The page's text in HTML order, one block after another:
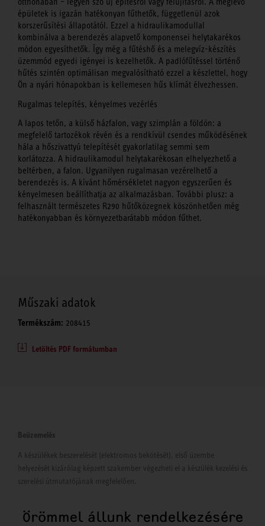
épületek is igazán hatékonyan fűthetők, függetlenül azok
korszerűsítési állapotától. Ezzel a hidraulikamodullal
kombinálva a berendezés alapvető komponensei helytakarékos
módon egyesíthetők. Így még a fűtéshő és a melegvíz-készítés
üzemmód egyedi igényei is kezelhetők. A padlófűtéssel történő
hűtés szintén optimálisan megvalósítható ezzel a készlettel, hogy
Ön a nyári hónapokban is kellemesen hűs klímát élvezhessen.
Rugalmas telepítés, kényelmes vezérlés
A lapos tetőn, a külső házfalon, vagy szimplán a földön: a
megfelelő tartozékok révén és a rendkívül csendes működésének
hála a hőszivattyú telepítését gyakorlatilag semmi sem
korlátozza. A hidraulikamodul helytakarékosan elhelyezhető a
beltérben, a falon. Ugyanilyen rugalmasan vezérelhető a
berendezés is. A kívánt hőmérsékletet nagyon egyszerűen és
kényelmesen beállíthatja az alkalmazásban. További plusz: a
felhasznált természetes R290 hűtőközegnek köszönhetően még
hatékonyabban és környezetbarátabb módon fűthet.
Műszaki adatok
Termékszám: 208415
Letöltés PDF formátumban
Beüzemelés
A készülékek beszerelését (elektromos bekötését), első üzembe
helyezését kizárólag képzett szakember végezheti el a készülék kezelési és
szerelési útmutatójának megfelelően.
Örömmel állunk rendelkezésére